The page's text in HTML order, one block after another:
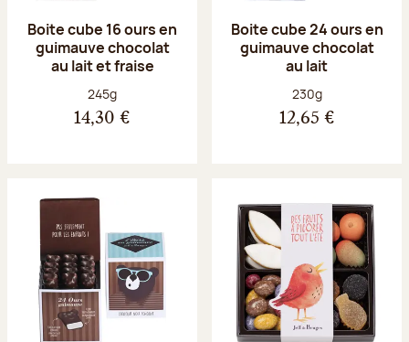
Boite cube 16 ours en
guimauve chocolat
au lait et fraise
Poids net :
245g
14,30 €
Boite cube 24 ours en
guimauve chocolat
au lait
Poids net :
230g
12,65 €